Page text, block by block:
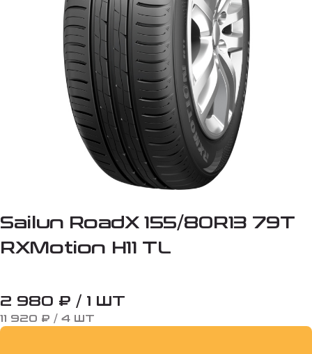
Sailun RoadX 155/80R13 79T
RXMotion H11 TL
2 980 ₽ / 1 ШТ
11 920 ₽ / 4 ШТ